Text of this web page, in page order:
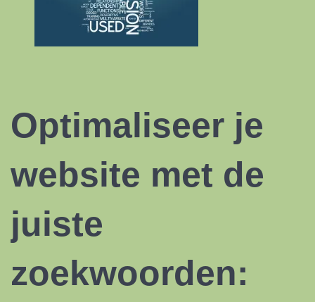
Optimaliseer je
website met de
juiste
zoekwoorden: